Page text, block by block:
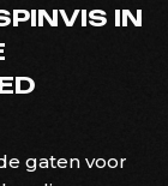
IN
gaten voor